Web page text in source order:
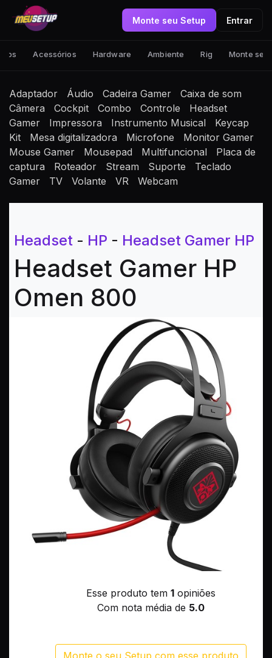
Monte seu Setup Entrar
Acessórios Hardware Ambiente Rig Monte seu
Adaptador Áudio Cadeira Gamer
Caixa de som
Câmera
Cockpit Combo Controle
Headset
Gamer
Impressora Instrumento Musical
Keycap
Kit
Mesa digitalizadora Microfone
Monitor Gamer
Mouse Gamer
Mousepad Multifuncional
Placa de
captura
Roteador Stream Suporte
Teclado
Gamer
TV Volante VR Webcam
Headset - HP - Headset Gamer HP
Headset Gamer HP
Omen 800
Esse produto tem 1opiniões
Com nota média de 5.0
Monte o seu Setup com esse produto